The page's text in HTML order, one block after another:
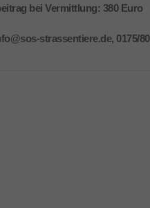
bei Vermittlung: 380 Euro
strassentiere.de, 0175/